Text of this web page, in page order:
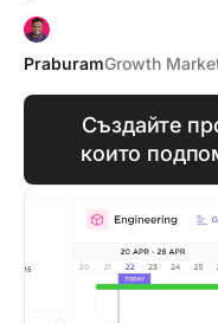
PraburamGrowth
Създайте
които